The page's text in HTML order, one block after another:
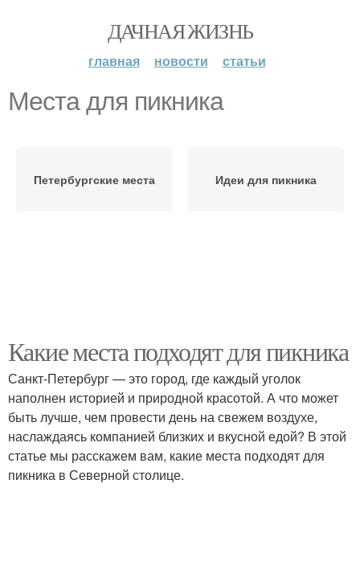
ДАЧНАЯ ЖИЗНЬ
главная новости статьи
Места для пикника
Петербургские места Идеи для пикника
Какие места подходят для пикника
Санкт-Петербург — это город, где каждый уголок
наполнен историей и природной красотой. А что может
быть лучше, чем провести день на свежем воздухе,
наслаждаясь компанией близких и вкусной едой? В этой
статье мы расскажем вам, какие места подходят для
пикника в Северной столице.